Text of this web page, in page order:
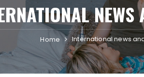
NEWS
Home International news